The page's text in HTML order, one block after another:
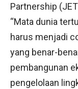
Partnership
“Mata dunia
harus menjadi
yang benar-
pembangunan
pengelolaan